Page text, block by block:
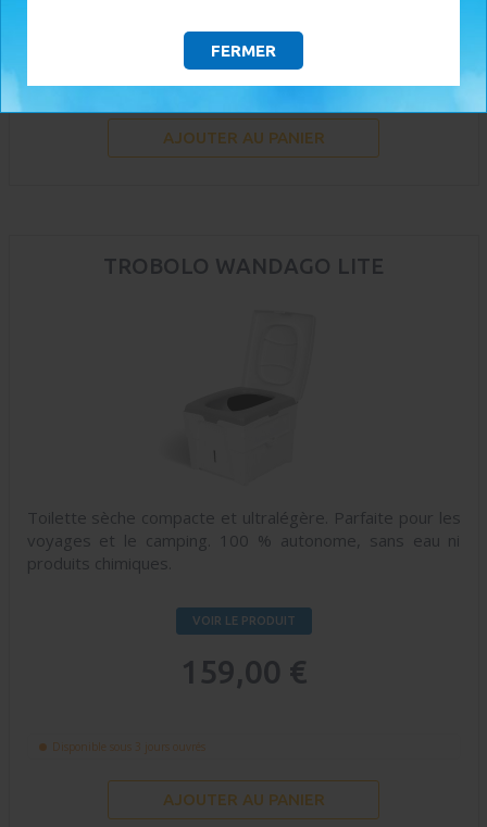
Disponible sous 3 jours ouvrés
AJOUTER AU PANIER
TROBOLO WANDAGO LITE
Toilette sèche compacte et ultralégère. Parfaite pour les
voyages et le camping. 100 % autonome, sans eau ni
produits chimiques.
VOIR LE PRODUIT
159,00 €
Disponible sous 3 jours ouvrés
AJOUTER AU PANIER
FERMER